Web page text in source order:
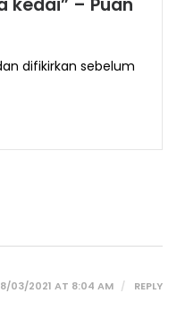
kedai” – Puan
difikirkan sebelum
03/2021 AT 8:04 AM REPLY